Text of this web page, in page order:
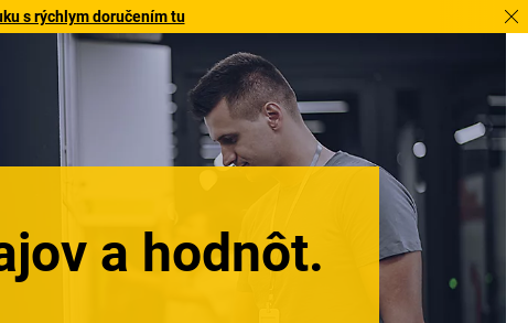
s rýchlym doručením tu
a hodnôt.